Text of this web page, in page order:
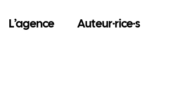
L’agence Auteur·rice·s